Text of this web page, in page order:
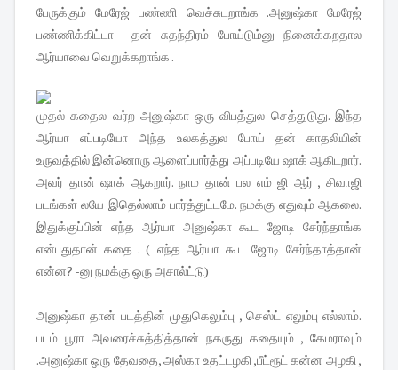
பேருக்கும் மேரேஜ் பண்ணி வெச்சுடறாங்க .அனுஷ்கா மேரேஜ்
பண்ணிக்கிட்டா தன் சுதந்திரம் போய்டும்னு நினைக்கறதால
ஆர்யாவை வெறுக்கறாங்க .
முதல் கதைல வர்ற அனுஷ்கா ஒரு விபத்துல செத்துடுது. இந்த
ஆர்யா எப்படியோ அந்த உலகத்துல போய் தன் காதலியின்
உருவத்தில் இன்னொரு ஆளைப்பார்த்து அப்படியே ஷாக் ஆகிடறார்.
அவர் தான் ஷாக் ஆகறார். நாம தான் பல எம் ஜி ஆர் , சிவாஜி
படங்கள் லயே இதெல்லாம் பார்த்துட்டமே. நமக்கு எதுவும் ஆகலை.
இதுக்குப்பின் எந்த ஆர்யா அனுஷ்கா கூட ஜோடி சேர்ந்தாங்க
என்பதுதான் கதை . ( எந்த ஆர்யா கூட ஜோடி சேர்ந்தாத்தான்
என்ன? -னு நமக்கு ஒரு அசால்ட்டு)
அனுஷ்கா தான் படத்தின் முதுகெலும்பு , செஸ்ட் எலும்பு எல்லாம்.
படம் பூரா அவரைச்சுத்தித்தான் நகருது கதையும் , கேமராவும்
.அனுஷ்கா ஒரு தேவதை, அஸ்கா உதட்டழகி ,பீட்ரூட் கன்ன அழகி ,